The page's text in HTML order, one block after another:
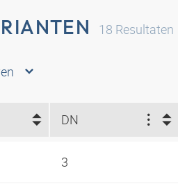
18 Resultaten
DN
3